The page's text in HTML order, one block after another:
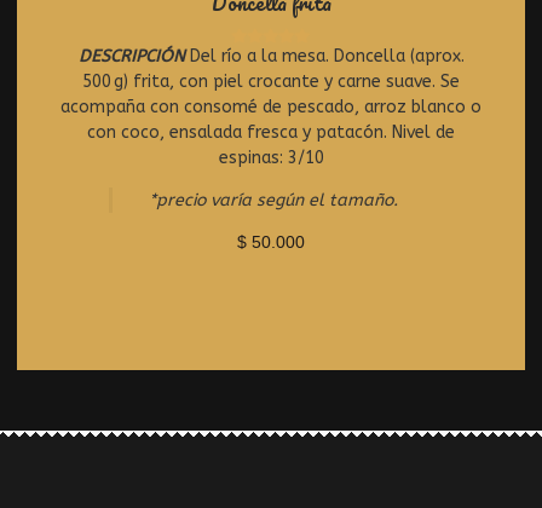
R
a
t
e
0
o
DESCRIPCIÓNDel río a la mesa. Doncella (aprox.
500 g) frita, con piel crocante y carne suave. Se
acompaña con consomé de pescado, arroz blanco o
con coco, ensalada fresca y patacón. Nivel de
espinas: 3/10
*precio varía según el tamaño.
$ 50.000